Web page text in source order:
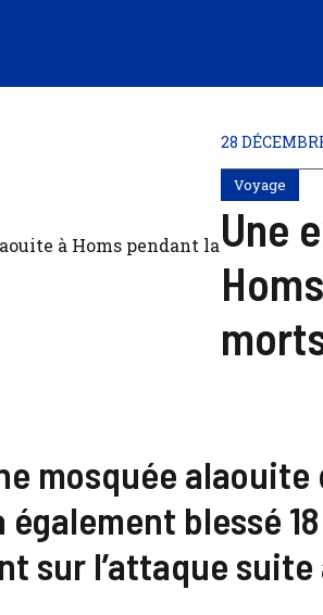
28
Voyage
Une
mosquée
blessé
sur l’attaque